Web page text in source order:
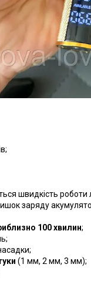
швидкість роботи
заряду
100 хвилин;
(1 мм, 2 мм, 3 мм);